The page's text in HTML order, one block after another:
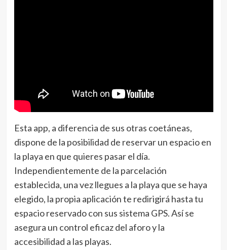
Esta app, a diferencia de sus otras coetáneas,
dispone de la posibilidad de reservar un espacio en
la playa en que quieres pasar el día.
Independientemente de la parcelación
establecida, una vez llegues a la playa que se haya
elegido, la propia aplicación te redirigirá hasta tu
espacio reservado con sus sistema GPS. Así se
asegura un control eficaz del aforo y la
accesibilidad a las playas.